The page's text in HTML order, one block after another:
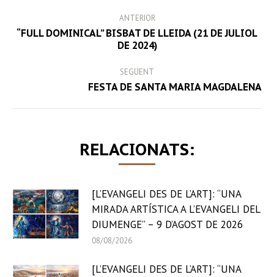
NAVIGATION
ANTERIOR
Previous
post:
“FULL DOMINICAL” BISBAT DE LLEIDA (21 DE JULIOL
DE 2024)
SEGÜENT
Next
FESTA DE SANTA MARIA MAGDALENA
RELACIONATS:
[L’EVANGELI DES DE L’ART]: “UNA
MIRADA ARTÍSTICA A L’EVANGELI DEL
DIUMENGE” – 9 D’AGOST DE 2026
08/08/2026
[L’EVANGELI DES DE L’ART]: “UNA